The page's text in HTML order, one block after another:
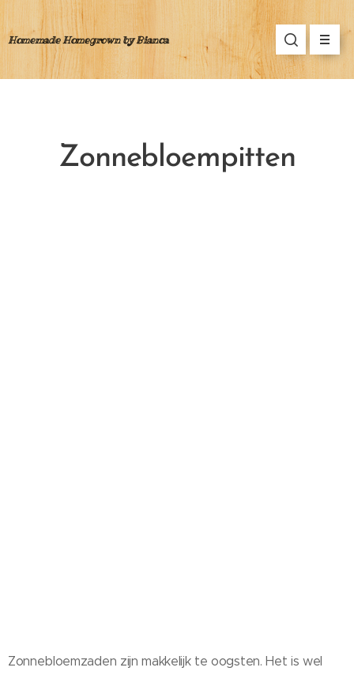
Homemade Homegrown by Bianca
Zonnebloempitten
Zonnebloemzaden zijn makkelijk te oogsten. Het is wel